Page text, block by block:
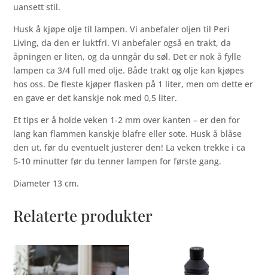
uansett stil.
Husk å kjøpe olje til lampen. Vi anbefaler oljen til Peri
Living, da den er luktfri. Vi anbefaler også en trakt, da
åpningen er liten, og da unngår du søl. Det er nok å fylle
lampen ca 3/4 full med olje. Både trakt og olje kan kjøpes
hos oss. De fleste kjøper flasken på 1 liter, men om dette er
en gave er det kanskje nok med 0,5 liter.
Et tips er å holde veken 1-2 mm over kanten – er den for
lang kan flammen kanskje blafre eller sote. Husk å blåse
den ut, før du eventuelt justerer den! La veken trekke i ca
5-10 minutter før du tenner lampen for første gang.
Diameter 13 cm.
Relaterte produkter